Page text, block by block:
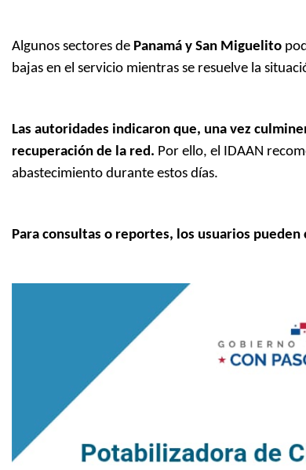
Algunos sectores de Panamá y San Miguelito
bajas en el servicio mientras se resuelve la
Las autoridades indicaron que, una vez
recuperación de la red. Por ello, el IDAAN
abastecimiento durante estos días.
Para consultas o reportes, los usuarios